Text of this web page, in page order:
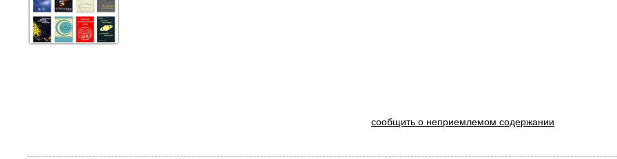
сообщить о неприемлемом содержании